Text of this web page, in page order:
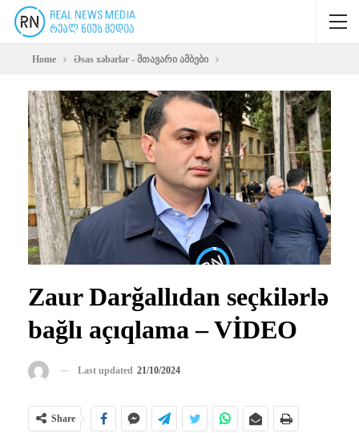
Home Əsas xəbərlər - მთავარი ამბები
Zaur Darğallıdan seçkilərlə
bağlı açıqlama – VİDEO
Last updated 21/10/2024
Share